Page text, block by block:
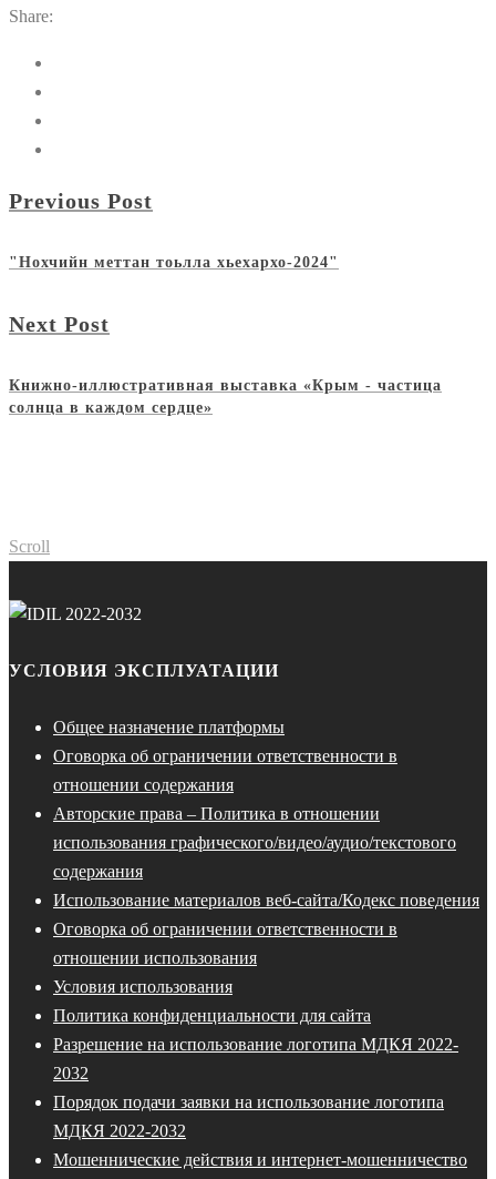
Share:
Previous Post
"Нохчийн меттан тоьлла хьехархо-2024"
Next Post
Книжно-иллюстративная выставка «Крым - частица
солнца в каждом сердце»
Scroll
УСЛОВИЯ ЭКСПЛУАТАЦИИ
Общее назначение платформы
Оговорка об ограничении ответственности в
отношении содержания
Авторские права – Политика в отношении
использования графического/видео/аудио/текстового
содержания
Использование материалов веб-сайта/Кодекс поведения
Оговорка об ограничении ответственности в
отношении использования
Условия использования
Политика конфиденциальности для сайта
Разрешение на использование логотипа МДКЯ 2022-
2032
Порядок подачи заявки на использование логотипа
МДКЯ 2022-2032
Мошеннические действия и интернет-мошенничество